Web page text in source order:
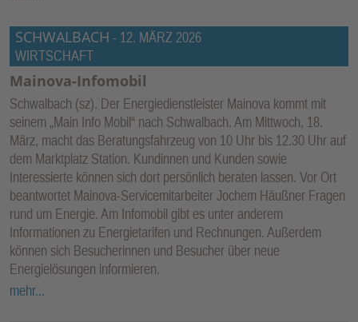
SCHWALBACH - 12. MÄRZ 2026
WIRTSCHAFT
Mainova-Infomobil
Schwalbach (sz). Der Energiedienstleister Mainova kommt mit
seinem „Main Info Mobil“ nach Schwalbach. Am Mittwoch, 18.
März, macht das Beratungsfahrzeug von 10 Uhr bis 12.30 Uhr auf
dem Marktplatz Station. Kundinnen und Kunden sowie
Interessierte können sich dort persönlich beraten lassen. Vor Ort
beantwortet Mainova-Servicemitarbeiter Jochem Häußner Fragen
rund um Energie. Am Infomobil gibt es unter anderem
Informationen zu Energietarifen und Rechnungen. Außerdem
können sich Besucherinnen und Besucher über neue
Energielösungen informieren.
mehr...